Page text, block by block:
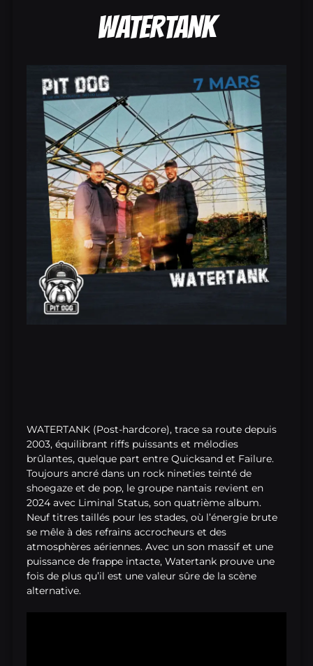
WATERTANK
WATERTANK (Post-hardcore), trace sa route depuis
2003, équilibrant riffs puissants et mélodies
brûlantes, quelque part entre Quicksand et Failure.
Toujours ancré dans un rock nineties teinté de
shoegaze et de pop, le groupe nantais revient en
2024 avec Liminal Status, son quatrième album.
Neuf titres taillés pour les stades, où l’énergie brute
se mêle à des refrains accrocheurs et des
atmosphères aériennes. Avec un son massif et une
puissance de frappe intacte, Watertank prouve une
fois de plus qu’il est une valeur sûre de la scène
alternative.